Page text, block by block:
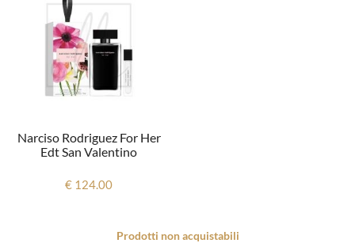
Narciso Rodriguez For Her
Edt San Valentino
€ 124.00
Prodotti non acquistabili